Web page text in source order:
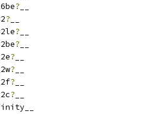
?
?
?
?
?
?
?
?